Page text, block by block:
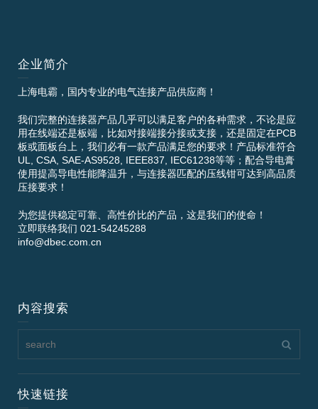
企业简介
上海电霸，国内专业的电气连接产品供应商！
我们完整的连接器产品几乎可以满足客户的各种需求，不论是应
用在线端还是板端，比如对接端接分接或支接，还是固定在PCB
板或面板台上，我们必有一款产品满足您的要求！产品标准符合
UL, CSA, SAE-AS9528, IEEE837, IEC61238等等；配合导电膏
使用提高导电性能降温升，与连接器匹配的压线钳可达到高品质
压接要求！
为您提供稳定可靠、高性价比的产品，这是我们的使命！
立即联络我们 021-54245288
info@dbec.com.cn
内容搜索
快速链接